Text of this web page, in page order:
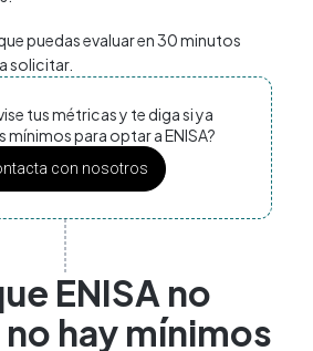
puedas evaluar en 30 minutos
solicitar.
tus métricas y te diga si ya
mínimos para optar a ENISA?
con nosotros
ENISA no
hay mínimos